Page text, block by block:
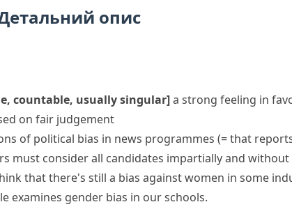
опис
countable, usually singular]a strong feeling in
on fair judgement
of political bias in news programmes (= that
must consider all candidates impartially and without
that there's still a bias against women in some
examines gender bias in our schools.